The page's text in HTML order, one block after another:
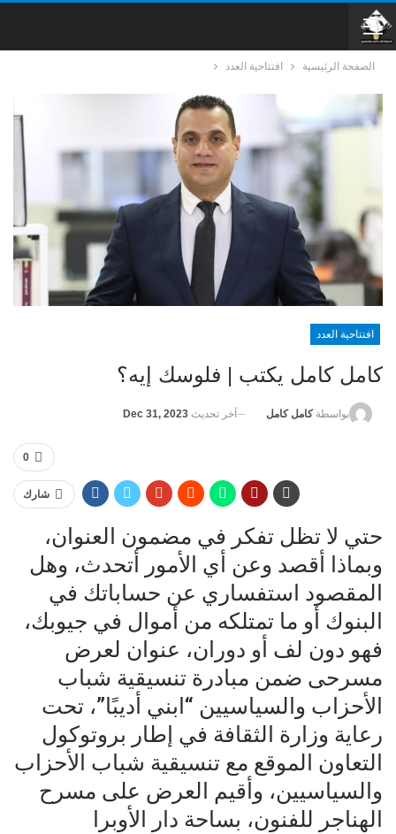
الصفحة الرئيسية افتتاحية العدد
افتتاحية العدد
كامل كامل يكتب | فلوسك إيه؟
بواسطةكامل كامل آخر تحديث Dec 31, 2023
0
شارك
حتي لا تظل تفكر في مضمون العنوان،
وبماذا أقصد وعن أي الأمور أتحدث، وهل
المقصود استفساري عن حساباتك في
البنوك أو ما تمتلكه من أموال في جيوبك،
فهو دون لف أو دوران، عنوان لعرض
مسرحى ضمن مبادرة تنسيقية شباب
الأحزاب والسياسيين “ابني أديبًا”، تحت
رعاية وزارة الثقافة في إطار بروتوكول
التعاون الموقع مع تنسيقية شباب الأحزاب
والسياسيين، وأقيم العرض على مسرح
الهناجر للفنون، بساحة دار الأوبرا